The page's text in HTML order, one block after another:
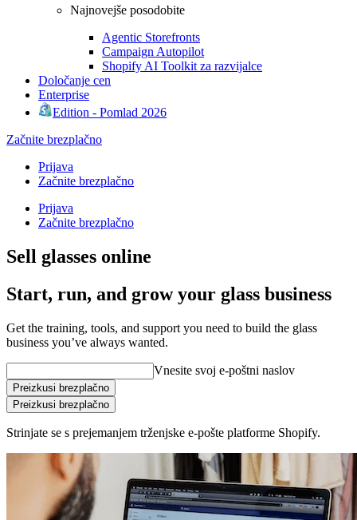
Najnovejše posodobite
Agentic Storefronts
Campaign Autopilot
Shopify AI Toolkit za razvijalce
Določanje cen
Enterprise
Edition - Pomlad 2026
Začnite brezplačno
Prijava
Začnite brezplačno
Prijava
Začnite brezplačno
Sell glasses online
Start, run, and grow your glass business
Get the training, tools, and support you need to build the glass
business you’ve always wanted.
Vnesite svoj e-poštni naslov
Preizkusi brezplačno
Preizkusi brezplačno
Strinjate se s prejemanjem trženjske e-pošte platforme Shopify.